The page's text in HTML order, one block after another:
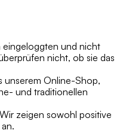
und nicht
nicht, ob sie das
unserem Online-Shop,
und traditionellen
zeigen sowohl positive